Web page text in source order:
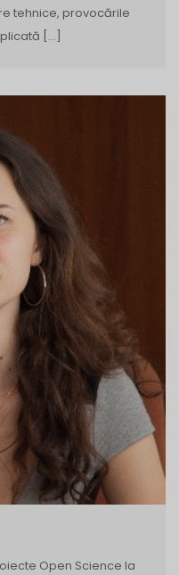
tehnice, provocările
[…]
Open Science la